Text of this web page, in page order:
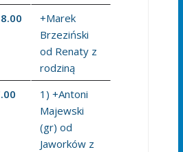
+Marek
Brzeziński
od Renaty z
rodziną
1) +Antoni
Majewski
(gr) od
Jaworków z